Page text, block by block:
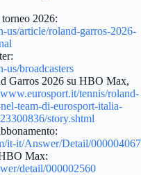
2026:
us/article/roland-garros-2026-
us/broadcasters
Garros 2026 su HBO Max,
tennis/roland-
team-di-eurosport-italia-
story.shtml
it-it/Answer/Detail/000004067
Max:
detail/000002560